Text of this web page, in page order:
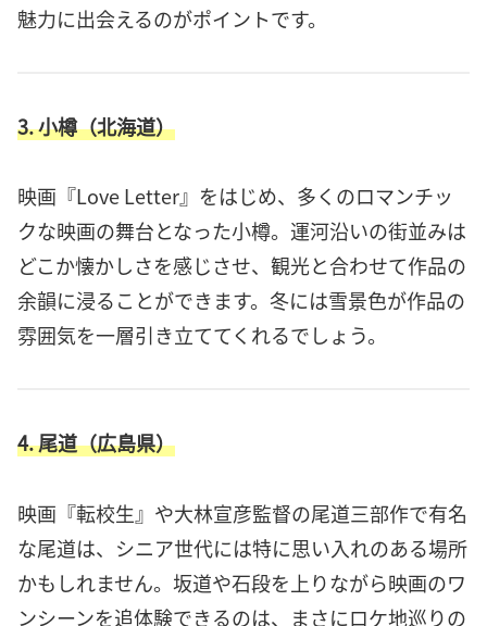
魅力に出会えるのがポイントです。
3. 小樽（北海道）
映画『Love Letter』をはじめ、多くのロマンチッ
クな映画の舞台となった小樽。運河沿いの街並みは
どこか懐かしさを感じさせ、観光と合わせて作品の
余韻に浸ることができます。冬には雪景色が作品の
雰囲気を一層引き立ててくれるでしょう。
4. 尾道（広島県）
映画『転校生』や大林宣彦監督の尾道三部作で有名
な尾道は、シニア世代には特に思い入れのある場所
かもしれません。坂道や石段を上りながら映画のワ
ンシーンを追体験できるのは、まさにロケ地巡りの